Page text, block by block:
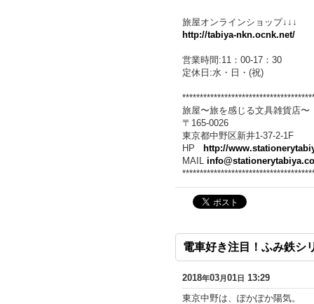
旅屋オンラインショップ↓↓↓
http://tabiya-nkn.ocnk.net/
営業時間:11：00-17：30
定休日:水・日・(祝)
旅屋〜旅を感じる文具雑貨店〜
〒165-0026
東京都中野区新井1-37-2-1F
HP
http://
MAIL
電車好き注目！ふみ鉄シ
2018年03月01日 13:29
東京中野は、ぽかぽか陽気。